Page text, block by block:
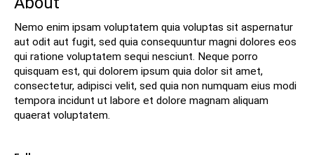
Nemo enim ipsam voluptatem quia voluptas sit aspernatur
aut odit aut fugit, sed quia consequuntur magni dolores eos
qui ratione voluptatem sequi nesciunt. Neque porro
quisquam est, qui dolorem ipsum quia dolor sit amet,
consectetur, adipisci velit, sed quia non numquam eius modi
tempora incidunt ut labore et dolore magnam aliquam
quaerat voluptatem.